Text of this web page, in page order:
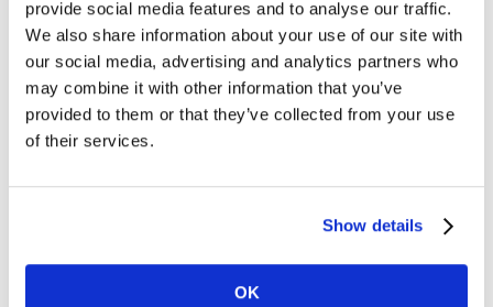
provide social media features and to analyse our traffic.
We also share information about your use of our site with
our social media, advertising and analytics partners who
may combine it with other information that you’ve
provided to them or that they’ve collected from your use
of their services.
Show details
OK
Les marques s’appuient sur des partenariats et des
collaborations pour s’adapter à la Gen Z : c’est le
cas de Gucci x Palace, Gucci x Adidas, Primark x
Greggs, Adidas x Bad Bunny, Ivy Park x Adidas et
Beyoncé.
deux campagnes emblématiques : "Not Your
Mother's" et "About Love", avec Beyoncé et Jay Z.